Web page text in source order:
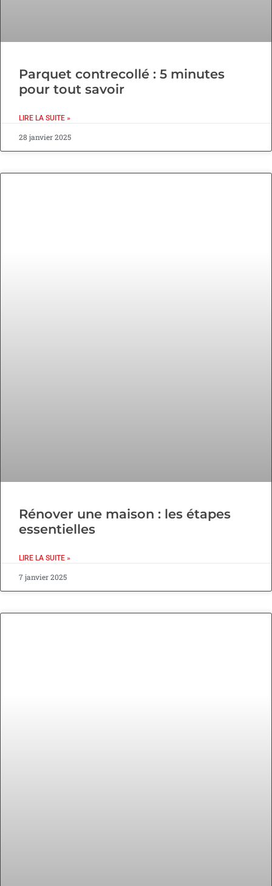
Parquet contrecollé : 5 minutes
pour tout savoir
LIRE LA SUITE »
28 janvier 2025
Rénover une maison : les étapes
essentielles
LIRE LA SUITE »
7 janvier 2025